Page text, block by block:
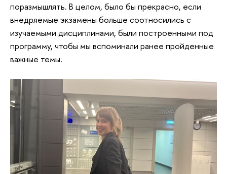
поразмышлять. В целом, было бы прекрасно, если
внедряемые экзамены больше соотносились с
изучаемыми дисциплинами, были построенными под
программу, чтобы мы вспоминали ранее пройденные
важные темы.